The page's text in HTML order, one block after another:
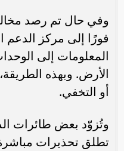
وفي حال تم رصد
فورًا إلى مركز الدعم
المعلومات إلى
الأرض. وبهذه
أو التخفي.
وتُزوّد بعض طائرات
تطلق تحذيرات